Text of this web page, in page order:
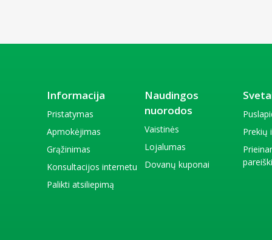
Informacija
Pristatymas
Apmokėjimas
Grąžinimas
Konsultacijos internetu
Palikti atsiliepimą
Naudingos
nuorodos
Vaistinės
Lojalumas
Dovanų kuponai
Prekių